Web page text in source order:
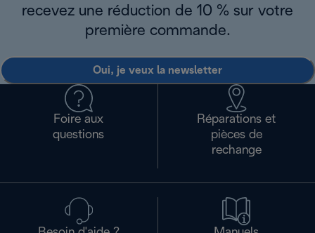
recevez une réduction de 10 % sur votre
première commande.
Oui, je veux la newsletter
Foire aux
questions
Réparations et
pièces de
rechange